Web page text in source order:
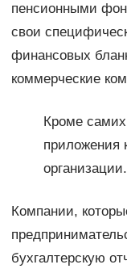
пенсионными
свои
финансовых
коммерческие
Кроме
приложения
организации.
Компании,
бухгалтерскую